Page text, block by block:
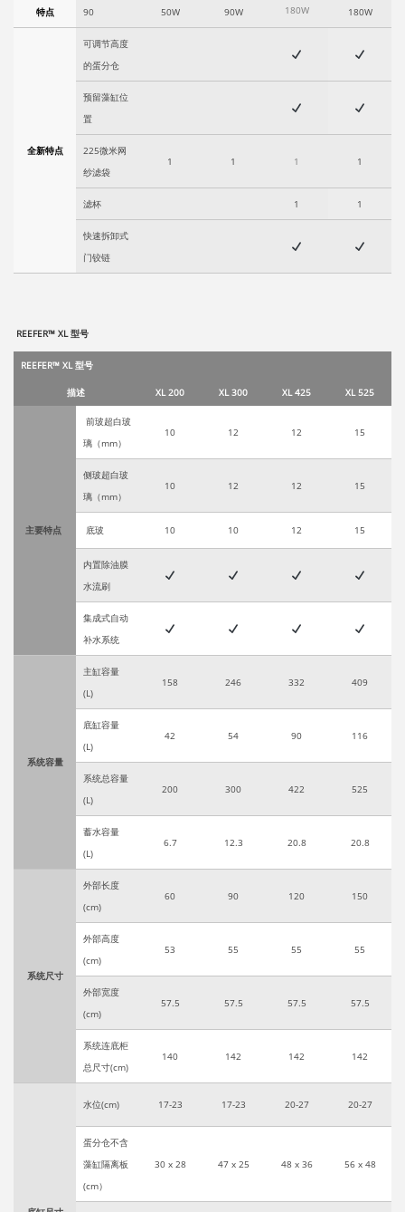
特点
90
50W
90W
180W
180W
全新特点
可调节高度
的蛋分仓
预留藻缸位
置
225微米网
纱滤袋
1 1 1 1
滤杯 1 1
快速拆卸式
门铰链
REEFER™ XL 型号
REEFER™ XL 型号
描述 XL 200 XL 300 XL 425 XL 525
主要特点
前玻超白玻
璃（mm）
10 12 12 15
侧玻超白玻
璃（mm）
10 12 12 15
底玻 10 10 12 15
内置除油膜
水流刷
集成式自动
补水系统
系统容量
主缸容量
(L)
158 246 332 409
底缸容量
(L)
42 54 90 116
系统总容量
(L)
200 300 422 525
蓄水容量
(L)
6.7 12.3 20.8 20.8
系统尺寸
外部长度
(cm)
60 90 120 150
外部高度
(cm)
53 55 55 55
外部宽度
(cm)
57.5 57.5 57.5 57.5
系统连底柜
总尺寸(cm)
140 142 142 142
水位(cm) 17-23 17-23 20-27 20-27
蛋分仓不含
藻缸隔离板
(cm）
30 x 28 47 x 25 48 x 36 56 x 48